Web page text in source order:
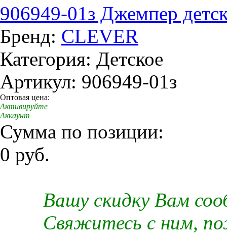
906949-01з Джемпер
Бренд: CLEVER
Категория: Детское
Артикул: 906949-01з
Оптовая цена:
Активируйте
Аккаунт
Сумма по позиции:
0 руб.
Вашу скидку Вам
Свяжитесь с ним,